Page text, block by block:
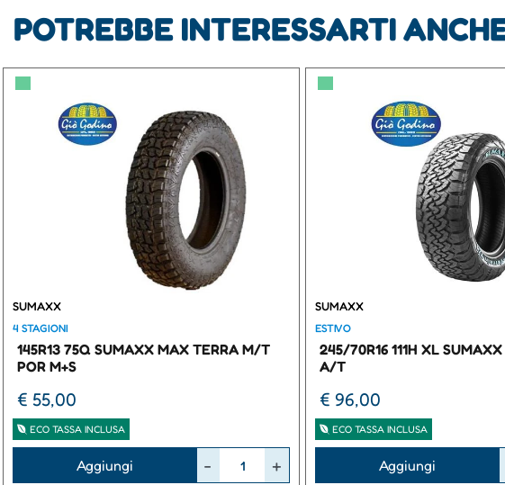
POTREBBE INTERESSARTI
▀
SUMAXX
4 STAGIONI
145R13 75Q SUMAXX MAX TERRA M/T
POR M+S
€ 55,00
ECO TASSA INCLUSA
Aggiungi
▀
SUMAXX
ESTIVO
245/70R16 111H XL
A/T
€ 96,00
ECO TASSA INCLUSA
Aggiungi